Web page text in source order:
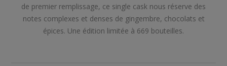
de premier remplissage, ce single cask nous réserve des
notes complexes et denses de gingembre, chocolats et
épices. Une édition limitée à 669 bouteilles.